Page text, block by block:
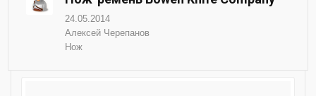
24.05.2014
Алексей Черепанов
Нож